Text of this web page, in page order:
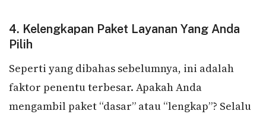
4. Kelengkapan Paket Layanan Yang Anda
Pilih
Seperti yang dibahas sebelumnya, ini adalah
faktor penentu terbesar. Apakah Anda
mengambil paket “dasar” atau “lengkap”? Selalu